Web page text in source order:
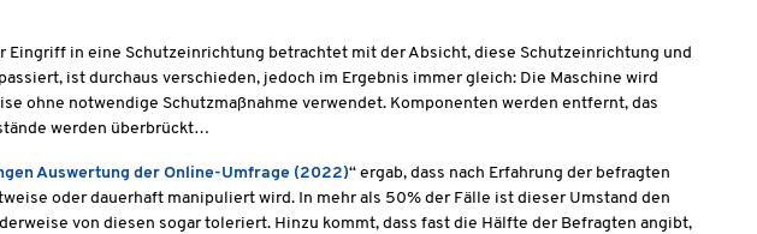
in eine Schutzeinrichtung betrachtet mit der Absicht, diese Schutzeinrichtung und
ist durchaus verschieden, jedoch im Ergebnis immer gleich: Die Maschine wird
ohne notwendige Schutzmaßnahme verwendet. Komponenten werden entfernt, das
werden überbrückt…
Auswertung der Online-Umfrage (2022)“ ergab, dass nach Erfahrung der befragten
oder dauerhaft manipuliert wird. In mehr als 50% der Fälle ist dieser Umstand den
von diesen sogar toleriert. Hinzu kommt, dass fast die Hälfte der Befragten angibt,